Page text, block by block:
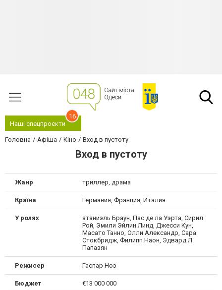
Наші спецпроєкти
16
Головна Афіша Кіно Вход в пустоту
Вход в пустоту
Жанр триллер, драма
Країна Германия, Франция, Италия
У ролях
атаниэль Браун, Пас де ла Уэрта, Сирил
Рой, Эмили Эйлин Линд, Джесси Кун,
Масато Танно, Олли Александр, Сара
Стокбридж, Филипп Наон, Эдвард Л.
Папазян
Режисер Гаспар Ноэ
Бюджет €13 000 000